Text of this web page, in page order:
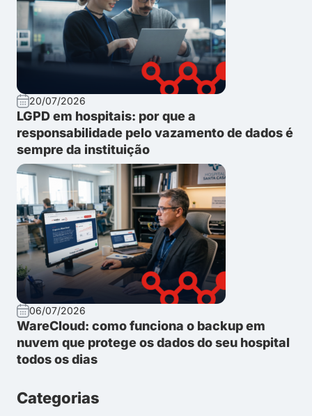
20/07/2026
LGPD em hospitais: por que a
responsabilidade pelo vazamento de dados é
sempre da instituição
06/07/2026
WareCloud: como funciona o backup em
nuvem que protege os dados do seu hospital
todos os dias
Categorias